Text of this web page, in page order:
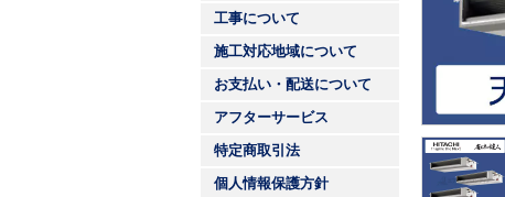
工事について
施工対応地域について
お支払い・配送について
アフターサービス
特定商取引法
個人情報保護方針